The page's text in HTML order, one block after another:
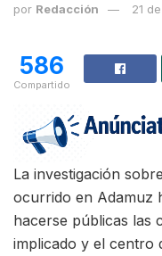
por Redacción 21
586
Compartido
La investigación
ocurrido en Adamuz
hacerse públicas las
implicado y el centro